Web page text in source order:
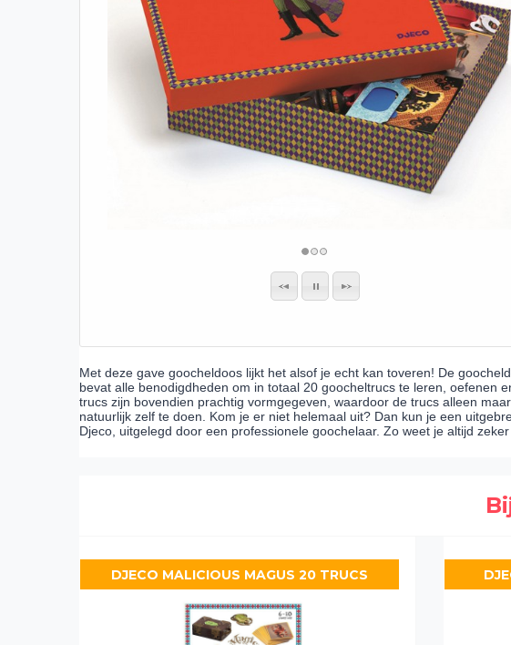
Met deze gave goocheldoos lijkt het alsof je echt kan toveren! De
bevat alle benodigdheden om in totaal 20 goocheltrucs te leren, oefenen
trucs zijn bovendien prachtig vormgegeven, waardoor de trucs alleen
natuurlijk zelf te doen. Kom je er niet helemaal uit? Dan kun je een
Djeco, uitgelegd door een professionele goochelaar. Zo weet je altijd
DJECO MALICIOUS MAGUS 20 TRUCS